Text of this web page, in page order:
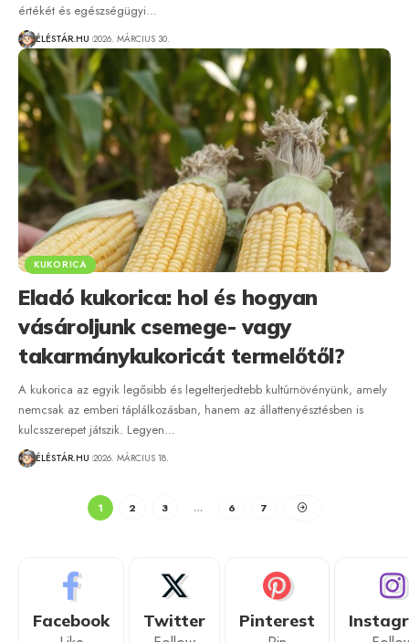
értékét és egészségügyi…
ÉLÉSTÁR.HU 2026. MÁRCIUS 30.
KUKORICA
Eladó kukorica: hol és hogyan
vásároljunk csemege- vagy
takarmánykukoricát termelőtől?
A kukorica az egyik legősibb és legelterjedtebb kultúrnövényünk, amely
nemcsak az emberi táplálkozásban, hanem az állattenyésztésben is
kulcsszerepet játszik. Legyen…
ÉLÉSTÁR.HU 2026. MÁRCIUS 18.
1 2 3 … 6 7
Facebook Twitter Pinterest